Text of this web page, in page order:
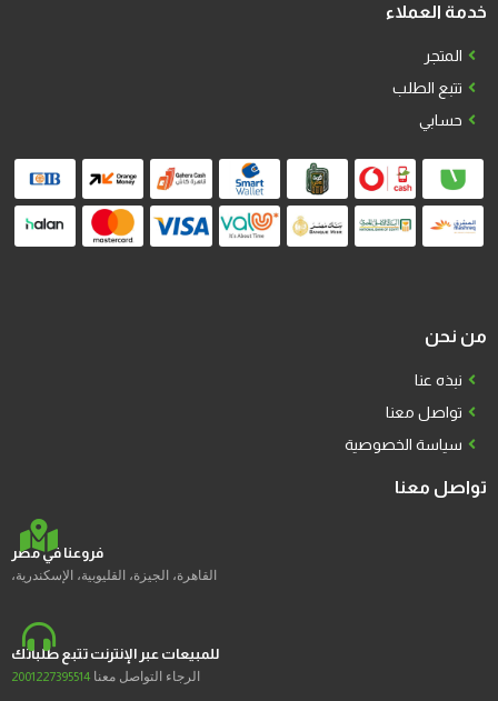
خدمة العملاء
المتجر
تتبع الطلب
حسابي
من نحن
نبذه عنا
تواصل معنا
سياسة الخصوصية
تواصل معنا
فروعنا في مصر
القاهرة، الجيزة، القليوبية، الإسكندرية،
للمبيعات عبر الإنترنت تتبع طلباتك
الرجاء التواصل معنا 2001227395514